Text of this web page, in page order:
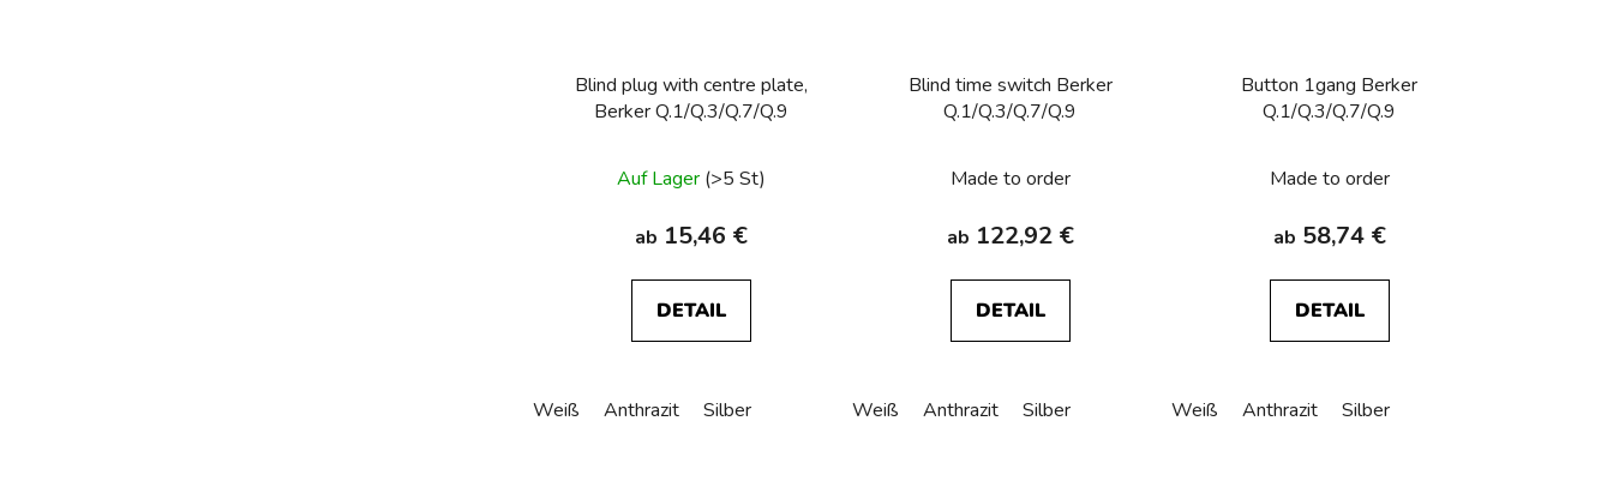
Blind plug with centre plate,
Berker Q.1/Q.3/Q.7/Q.9
Auf Lager (>5 St)
ab 15,46 €
DETAIL
Weiß Anthrazit Silber
Blind time switch Berker
Q.1/Q.3/Q.7/Q.9
Made to order
ab 122,92 €
DETAIL
Weiß Anthrazit Silber
Button 1gang Berker
Q.1/Q.3/Q.7/Q.9
Made to order
ab 58,74 €
DETAIL
Weiß Anthrazit Silber